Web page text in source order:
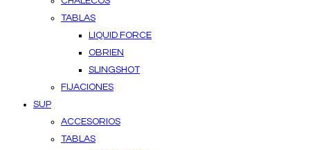
TABLAS
LIQUID FORCE
OBRIEN
SLINGSHOT
FIJACIONES
SUP
ACCESORIOS
TABLAS